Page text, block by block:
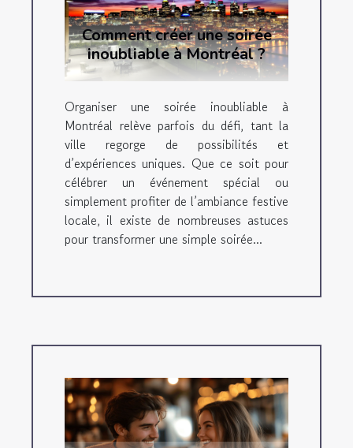
Comment créer une soirée
inoubliable à Montréal ?
Organiser une soirée inoubliable à
Montréal relève parfois du défi, tant la
ville regorge de possibilités et
d’expériences uniques. Que ce soit pour
célébrer un événement spécial ou
simplement profiter de l’ambiance festive
locale, il existe de nombreuses astuces
pour transformer une simple soirée...